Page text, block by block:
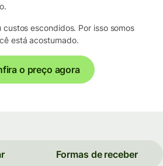
escondidos. Por isso somos
está acostumado.
o preço agora
Formas de receber